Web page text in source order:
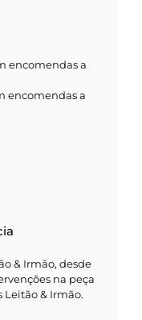
encomendas a
encomendas a
& Irmão, desde
na peça
Leitão & Irmão.